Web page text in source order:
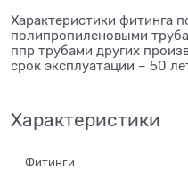
Характеристики фитинга
полипропиленовыми
ппр трубами других
срок эксплуатации – 50
Характеристики
Фитинги